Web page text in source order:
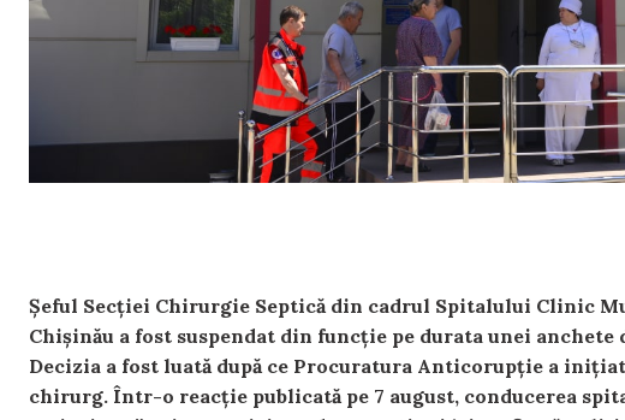
Șeful Secției Chirurgie Septică din cadrul Spitalului Clinic
Chișinău a fost suspendat din funcție pe durata unei
Decizia a fost luată după ce Procuratura Anticorupție a
chirurg. Într-o reacție publicată pe 7 august, conducerea